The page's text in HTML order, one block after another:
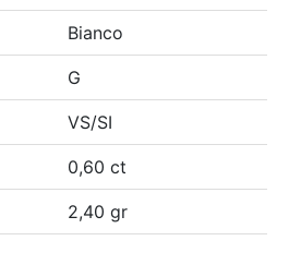
Bianco
G
VS/SI
0,60 ct
2,40 gr